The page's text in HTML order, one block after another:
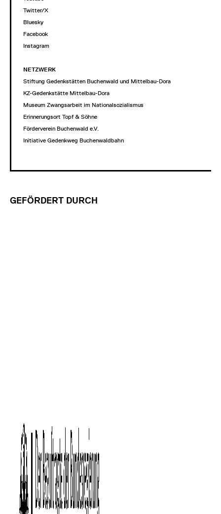
Twitter/X
Bluesky
Facebook
Instagram
NETZWERK
Stiftung Gedenkstätten Buchenwald und Mittelbau-Dora
KZ-Gedenkstätte Mittelbau-Dora
Museum Zwangsarbeit im Nationalsozialismus
Erinnerungsort Topf & Söhne
Förderverein Buchenwald e.V.
Initiative Gedenkweg Buchenwaldbahn
GEFÖRDERT DURCH